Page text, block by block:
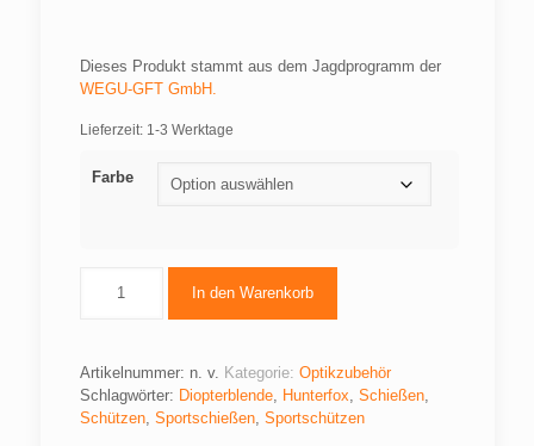
Dieses Produkt stammt aus dem Jagdprogramm der
WEGU-GFT GmbH.
Lieferzeit: 1-3 Werktage
Farbe
In den Warenkorb
Artikelnummer: n. v. Kategorie: Optikzubehör
Schlagwörter: Diopterblende, Hunterfox, Schießen,
Schützen, Sportschießen, Sportschützen